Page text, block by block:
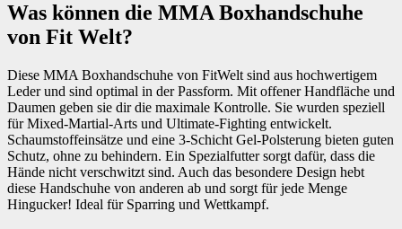
Was können die MMA Boxhandschuhe
von Fit Welt?
Diese MMA Boxhandschuhe von FitWelt sind aus hochwertigem
Leder und sind optimal in der Passform. Mit offener Handfläche und
Daumen geben sie dir die maximale Kontrolle. Sie wurden speziell
für Mixed-Martial-Arts und Ultimate-Fighting entwickelt.
Schaumstoffeinsätze und eine 3-Schicht Gel-Polsterung bieten guten
Schutz, ohne zu behindern. Ein Spezialfutter sorgt dafür, dass die
Hände nicht verschwitzt sind. Auch das besondere Design hebt
diese Handschuhe von anderen ab und sorgt für jede Menge
Hingucker! Ideal für Sparring und Wettkampf.